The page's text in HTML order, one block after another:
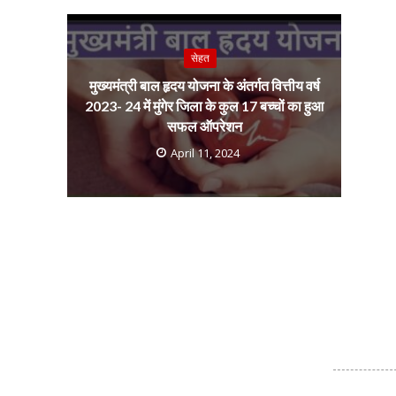
सेहत
मुख्यमंत्री बाल हृदय योजना के अंतर्गत वित्तीय वर्ष
2023- 24 में मुंगेर जिला के कुल 17 बच्चों का हुआ
सफल ऑपरेशन
April 11, 2024